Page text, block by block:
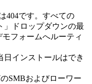
404です。すべての
」ドロップダウンの最
フォームへルーティ
インストールはでき
SMBおよびローワー